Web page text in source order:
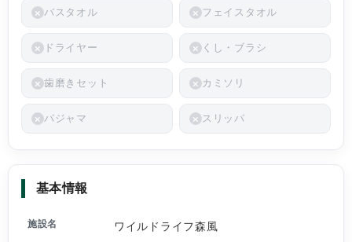
バスタオル フェイスタオル
ドライヤー くし・ブラシ
歯磨きセット カミソリ
パジャマ スリッパ
基本情報
施設名 ワイルドライフ森風